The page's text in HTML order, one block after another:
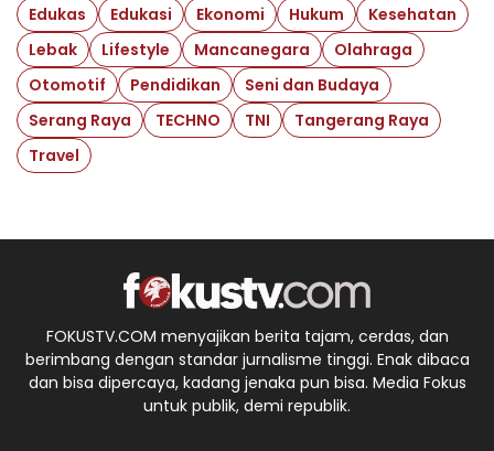
Edukas
Edukasi Ekonomi Hukum
Kesehatan
Lebak
Lifestyle Mancanegara
Olahraga
Otomotif
Pendidikan
Seni dan Budaya
Serang Raya
TECHNO TNI
Tangerang Raya
Travel
FOKUSTV.COM menyajikan berita tajam, cerdas, dan
berimbang dengan standar jurnalisme tinggi. Enak dibaca
dan bisa dipercaya, kadang jenaka pun bisa. Media Fokus
untuk publik, demi republik.